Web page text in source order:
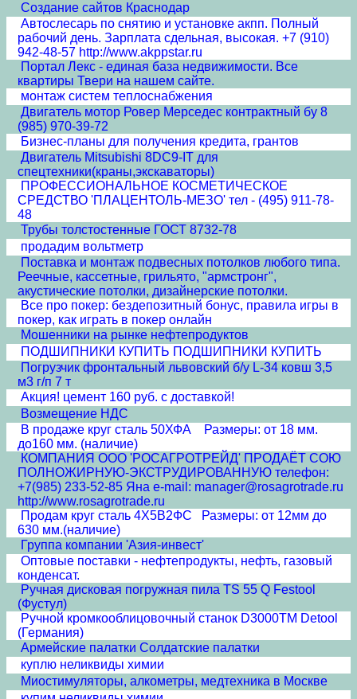
Создание сайтов Краснодар
Автослесарь по снятию и установке акпп. Полный
рабочий день. Зарплата сдельная, высокая. +7 (910)
942-48-57 http://www.akppstar.ru
Портал Лекс - единая база недвижимости. Все
квартиры Твери на нашем сайте.
монтаж систем теплоснабжения
Двигатель мотор Ровер Мерседес контрактный бу 8
(985) 970-39-72
Бизнес-планы для получения кредита, грантов
Двигатель Mitsubishi 8DC9-IT для
спецтехники(краны,экскаваторы)
ПРОФЕССИОНАЛЬНОЕ КОСМЕТИЧЕСКОЕ
СРЕДСТВО 'ПЛАЦЕНТОЛЬ-МЕЗО' тел - (495) 911-78-
48
Трубы толстостенные ГОСТ 8732-78
продадим вольтметр
Поставка и монтаж подвесных потолков любого типа.
Реечные, кассетные, грильято, "армстронг",
акустические потолки, дизайнерские потолки.
Все про покер: бездепозитный бонус, правила игры в
покер, как играть в покер онлайн
Мошенники на рынке нефтепродуктов
ПОДШИПНИКИ КУПИТЬ ПОДШИПНИКИ КУПИТЬ
Погрузчик фронтальный львовский б/у L-34 ковш 3,5
м3 г/п 7 т
Акция! цемент 160 руб. с доставкой!
Возмещение НДС
В продаже круг сталь 50ХФА Размеры: от 18 мм.
до160 мм. (наличие)
КОМПАНИЯ ООО 'РОСАГРОТРЕЙД' ПРОДАЁТ СОЮ
ПОЛНОЖИРНУЮ-ЭКСТРУДИРОВАННУЮ телефон:
+7(985) 233-52-85 Яна e-mail: manager@rosagrotrade.ru
http://www.rosagrotrade.ru
Продам круг сталь 4Х5В2ФС Размеры: от 12мм до
630 мм.(наличие)
Группа компании 'Азия-инвест'
Оптовые поставки - нефтепродукты, нефть, газовый
конденсат.
Ручная дисковая погружная пила TS 55 Q Festool
(Фустул)
Ручной кромкооблицовочный станок D3000TM Detool
(Германия)
Армейские палатки Солдатские палатки
куплю неликвиды химии
Миостимуляторы, алкометры, медтехника в Москве